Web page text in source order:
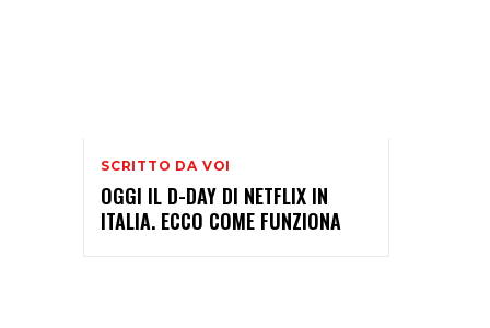
SCRITTO DA VOI
OGGI IL D-DAY DI NETFLIX IN
ITALIA. ECCO COME FUNZIONA